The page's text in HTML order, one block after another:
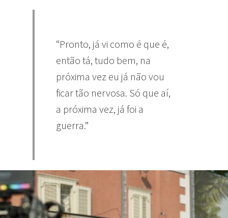
“Pronto, já vi como é que é,
então tá, tudo bem, na
próxima vez eu já não vou
ficar tão nervosa. Só que aí,
a próxima vez, já foi a
guerra.”